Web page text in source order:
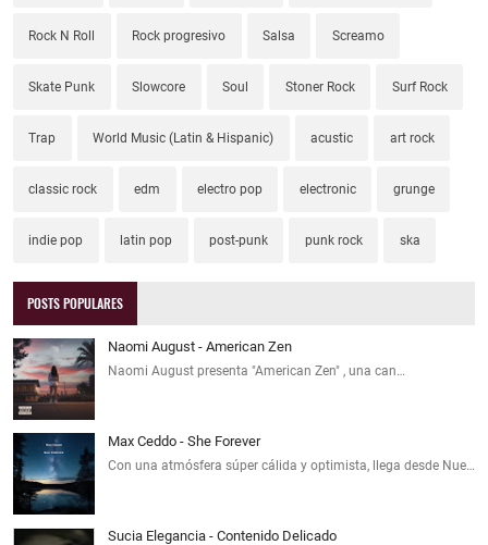
Rock N Roll Rock progresivo Salsa Screamo
Skate Punk Slowcore Soul Stoner Rock Surf Rock
Trap World Music (Latin & Hispanic) acustic art rock
classic rock edm electro pop electronic grunge
indie pop latin pop post-punk punk rock ska
POSTS POPULARES
Naomi August - American Zen
Naomi August presenta "American Zen" , una can…
Max Ceddo - She Forever
Con una atmósfera súper cálida y optimista, llega desde Nue…
Sucia Elegancia - Contenido Delicado